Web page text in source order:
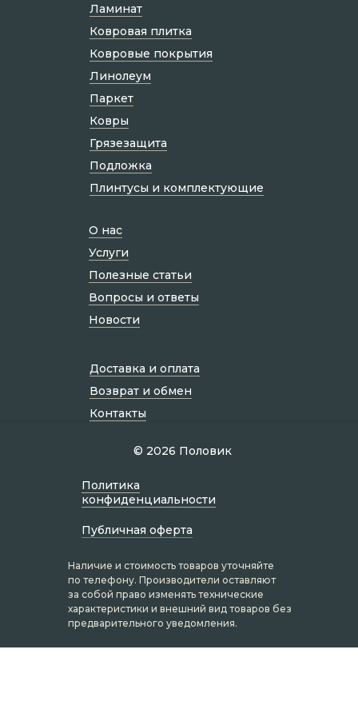
О нас
Услуги
Полезные статьи
Вопросы и ответы
Новости
Доставка и оплата
Возврат и обмен
Контакты
© 2026 Половик
Наличие и стоимость товаров уточняйте
по телефону. Производители оставляют
за собой право изменять технические
характеристики и внешний вид товаров без
предварительного уведомления.
Ламинат
Ковровая плитка
Ковровые покрытия
Линолеум
Паркет
Ковры
Грязезащита
Подложка
Плинтусы и комплектующие
Политик а
конфиденциальности
Публичная оферта